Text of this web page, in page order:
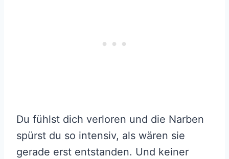
Du fühlst dich verloren und die Narben
spürst du so intensiv, als wären sie
gerade erst entstanden. Und keiner